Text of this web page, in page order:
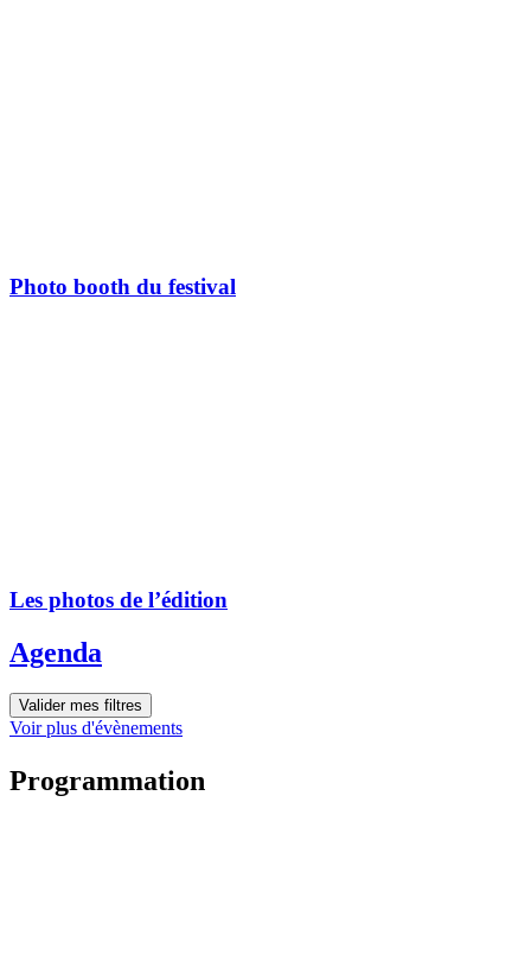
Photo booth du festival
Les photos de l’édition
Agenda
Valider mes filtres
Voir plus d'évènements
Programmation